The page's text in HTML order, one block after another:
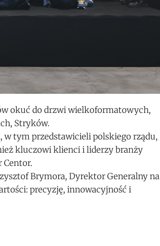
okuć do drzwi wielkoformatowych,
Stryków.
w tym przedstawicieli polskiego rządu,
kluczowi klienci i liderzy branży
Brymora, Dyrektor Generalny na
precyzję, innowacyjność i